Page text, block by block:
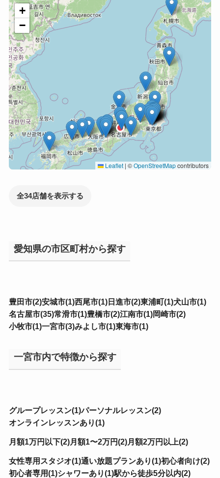
+
−
Leaflet | ©OpenStreetMapcontributors
全34店舗を表示する
愛知県の市区町村から探す
豊田市(2)安城市(1)西尾市(1)日進市(2)東浦町(1)犬山市(1)
名古屋市(35)常滑市(1)豊橋市(2)江南市(1)岡崎市(2)
小牧市(1)一宮市(3)みよし市(1)東海市(1)
一宮市内で特徴から探す
グループレッスン(1)パーソナルレッスン(2)
オンラインレッスンあり(1)
月額1万円以下(2)月額1〜2万円(2)月額2万円以上(2)
女性専用スタジオ(1)通い放題プランあり(1)初心者向け(2)
初心者専用(1)シャワーあり(1)駅から徒歩5分以内(2)